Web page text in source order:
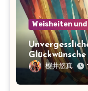
Weisheiten
perfekten
樱井悠真